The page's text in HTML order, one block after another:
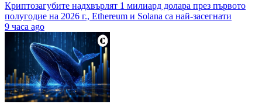
Криптозагубите надхвърлят 1 милиард долара през първото
полугодие на 2026 г., Ethereum и Solana са най-засегнати
9 часа ago